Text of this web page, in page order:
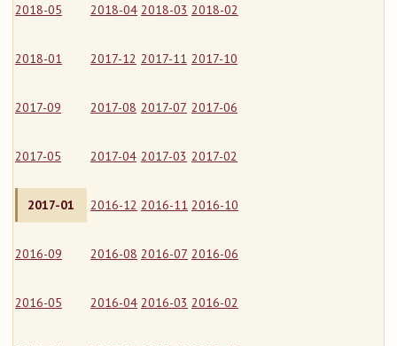
2018-05 2018-04 2018-03 2018-02
2018-01 2017-12 2017-11 2017-10
2017-09 2017-08 2017-07 2017-06
2017-05 2017-04 2017-03 2017-02
2017-01 2016-12 2016-11 2016-10
2016-09 2016-08 2016-07 2016-06
2016-05 2016-04 2016-03 2016-02